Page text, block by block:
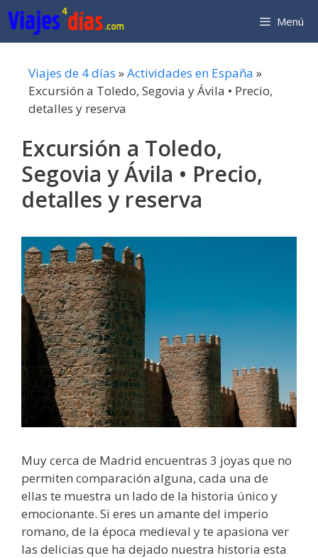
Saltar
al
contenido
Menú
Viajes de 4 días »Actividades en España »
Excursión a Toledo, Segovia y Ávila • Precio,
detalles y reserva
Excursión a Toledo,
Segovia y Ávila • Precio,
detalles y reserva
Muy cerca de Madrid encuentras 3 joyas que no
permiten comparación alguna, cada una de
ellas te muestra un lado de la historia único y
emocionante. Si eres un amante del imperio
romano, de la época medieval y te apasiona ver
las delicias que ha dejado nuestra historia esta